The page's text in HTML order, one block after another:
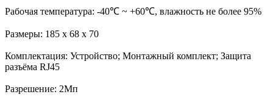
Рабочая температура: -40℃ ~ +60℃, влажность не более 95%
Размеры: 185 х 68 х 70
Комплектация: Устройство; Монтажный комплект; Защита
разъёма RJ45
Разрешение: 2Мп